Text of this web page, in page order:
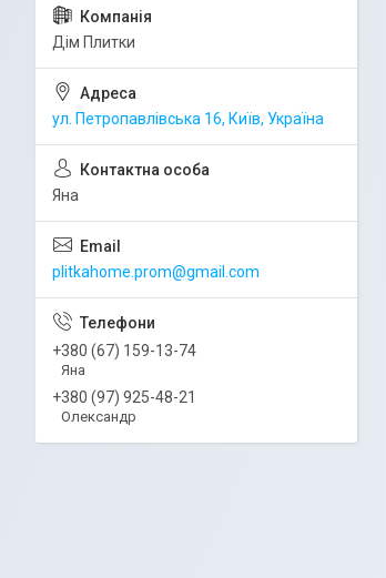
Дім Плитки
ул. Петропавлівська 16, Київ, Україна
Яна
plitkahome.prom@gmail.com
+380 (67) 159-13-74
Яна
+380 (97) 925-48-21
Олександр